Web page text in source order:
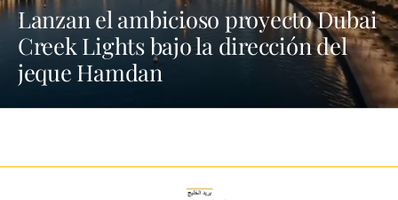
Lanzan el ambicioso proyecto Dubai
Creek Lights bajo la dirección del
jeque Hamdan